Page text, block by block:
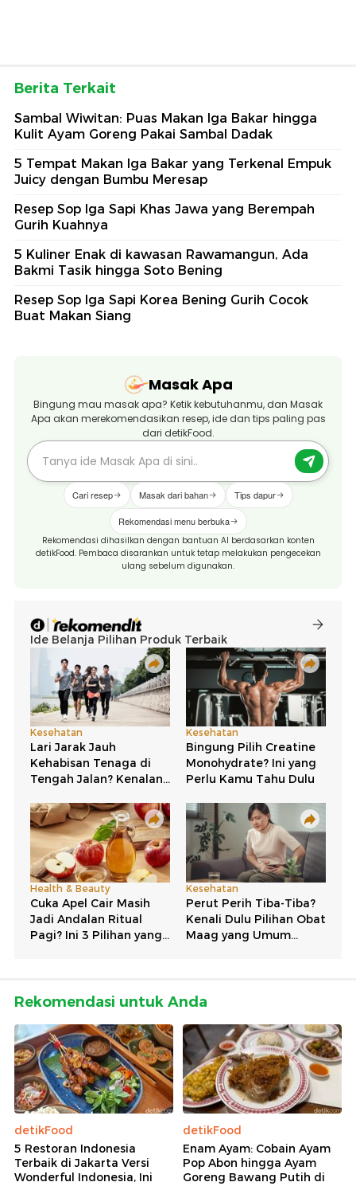
Berita Terkait
Sambal Wiwitan: Puas Makan Iga Bakar hingga
Kulit Ayam Goreng Pakai Sambal Dadak
5 Tempat Makan Iga Bakar yang Terkenal Empuk
Juicy dengan Bumbu Meresap
Resep Sop Iga Sapi Khas Jawa yang Berempah
Gurih Kuahnya
5 Kuliner Enak di kawasan Rawamangun, Ada
Bakmi Tasik hingga Soto Bening
Resep Sop Iga Sapi Korea Bening Gurih Cocok
Buat Makan Siang
Masak Apa
Bingung mau masak apa? Ketik kebutuhanmu, dan Masak
Apa akan merekomendasikan resep, ide dan tips paling pas
dari detikFood.
Cari resep Masak dari bahan Tips dapur
Rekomendasi menu berbuka
Rekomendasi dihasilkan dengan bantuan AI berdasarkan konten
detikFood. Pembaca disarankan untuk tetap melakukan pengecekan
ulang sebelum digunakan.
Rekomendasi untuk Anda
detikFood
5 Restoran Indonesia
Terbaik di Jakarta Versi
Wonderful Indonesia, Ini
detikFood
Enam Ayam: Cobain Ayam
Pop Abon hingga Ayam
Goreng Bawang Putih di